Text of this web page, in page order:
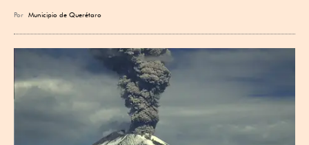
Por Municipio de Querétaro